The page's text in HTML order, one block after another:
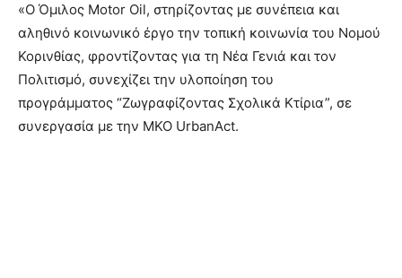
«O Όμιλος Motor Oil, στηρίζοντας με συνέπεια και
αληθινό κοινωνικό έργο την τοπική κοινωνία του Νομού
Κορινθίας, φροντίζοντας για τη Νέα Γενιά και τον
Πολιτισμό, συνεχίζει την υλοποίηση του
προγράμματος “Ζωγραφίζοντας Σχολικά Κτίρια”, σε
συνεργασία με την ΜΚΟ UrbanAct.